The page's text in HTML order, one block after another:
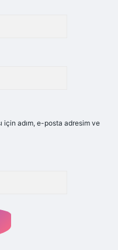
için adım, e-posta adresim ve